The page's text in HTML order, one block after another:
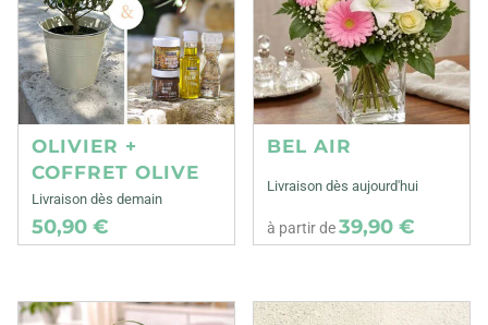
OLIVIER +
COFFRET OLIVE
Livraison dès demain
50,90 €
BEL AIR
Livraison dès aujourd'hui
à partir de39,90 €